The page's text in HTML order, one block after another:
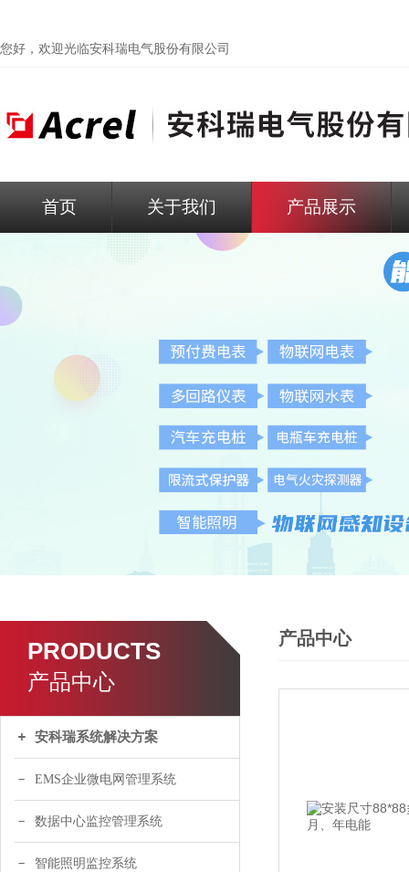
您好，欢迎光临安科瑞电气股份有限公司
首页 关于我们 产品展示
PRODUCTS
产品中心
安科瑞系统解决方案
EMS企业微电网管理系统
数据中心监控管理系统
智能照明监控系统
产品中心